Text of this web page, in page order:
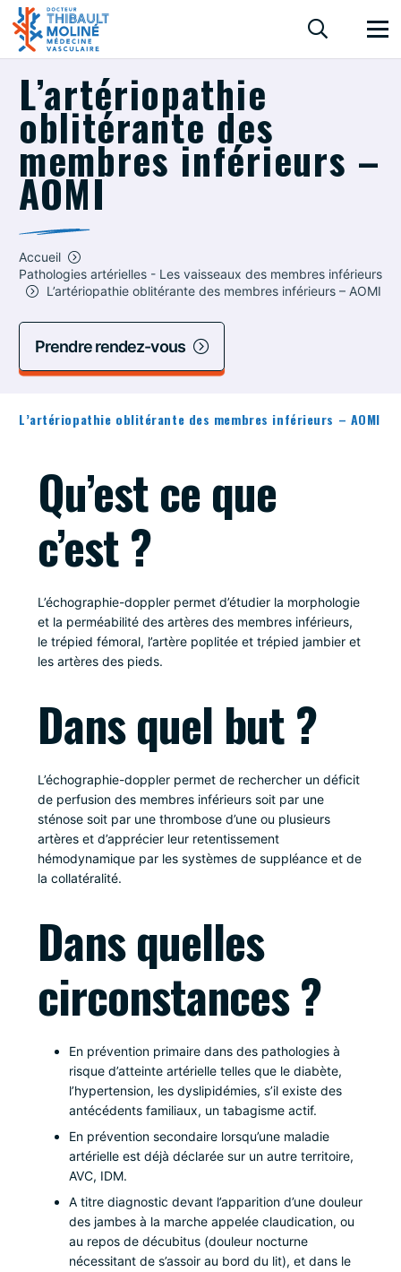
L’artériopathie
oblitérante des
membres inférieurs –
AOMI
Accueil
Pathologies artérielles - Les vaisseaux des membres inférieurs
L’artériopathie oblitérante des membres inférieurs – AOMI
Prendre rendez-vous
L’artériopathie oblitérante des membres inférieurs – AOMI
Qu’est ce que
c’est ?
L’échographie-doppler permet d’étudier la morphologie
et la perméabilité des artères des membres inférieurs,
le trépied fémoral, l’artère poplitée et trépied jambier et
les artères des pieds.
Dans quel but ?
L’échographie-doppler permet de rechercher un déficit
de perfusion des membres inférieurs soit par une
sténose soit par une thrombose d’une ou plusieurs
artères et d’apprécier leur retentissement
hémodynamique par les systèmes de suppléance et de
la collatéralité.
Dans quelles
circonstances ?
En prévention primaire dans des pathologies à
risque d’atteinte artérielle telles que le diabète,
l’hypertension, les dyslipidémies, s’il existe des
antécédents familiaux, un tabagisme actif.
En prévention secondaire lorsqu’une maladie
artérielle est déjà déclarée sur un autre territoire,
AVC, IDM.
A titre diagnostic devant l’apparition d’une douleur
des jambes à la marche appelée claudication, ou
au repos de décubitus (douleur nocturne
nécessitant de s’assoir au bord du lit), et dans le